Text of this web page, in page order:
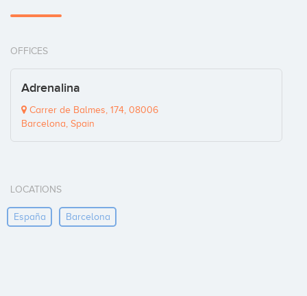
OFFICES
Adrenalina
Carrer de Balmes, 174, 08006
Barcelona, Spain
LOCATIONS
España Barcelona